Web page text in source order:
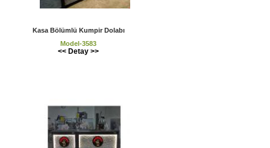
Kasa Bölümlü Kumpir Dolabı
Model-3583
<< Detay >>